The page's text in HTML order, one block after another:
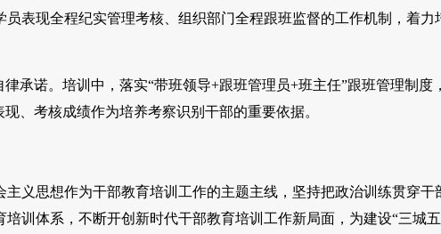
现全程纪实管理考核、组织部门全程跟班监督的工作机制，着力
诺。培训中，落实“带班领导+跟班管理员+班主任”跟班管理制度
、考核成绩作为培养考察识别干部的重要依据。
思想作为干部教育培训工作的主题主线，坚持把政治训练贯穿干
训体系，不断开创新时代干部教育培训工作新局面，为建设“三城五